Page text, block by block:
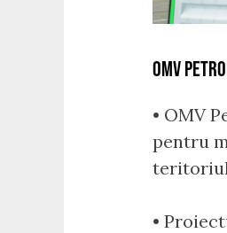
OMV
• OMV
pentru
•